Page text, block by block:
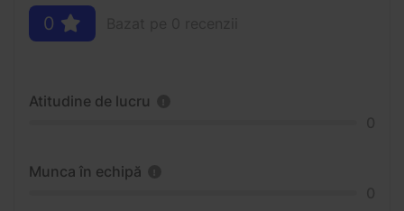
0
Atitudine de lucru
Munca în echipă